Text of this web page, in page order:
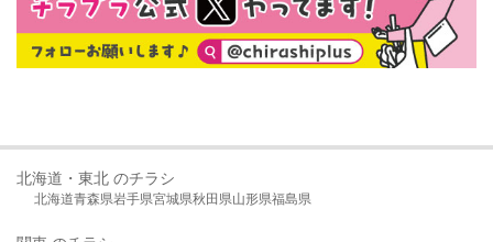
北海道・東北 のチラシ
北海道青森県岩手県宮城県秋田県山形県福島県